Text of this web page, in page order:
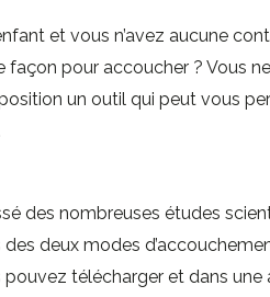
et vous n’avez aucune
façon pour accoucher ? Vous
un outil qui peut vous
des nombreuses études
deux modes
télécharger et dans